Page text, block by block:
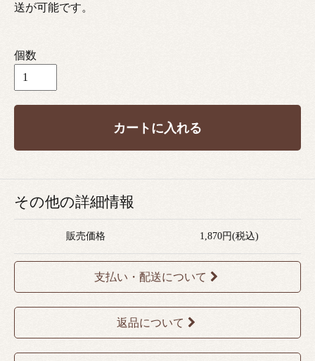
送が可能です。
個数
カートに入れる
その他の詳細情報
販売価格 1,870円(税込)
支払い・配送について
返品について